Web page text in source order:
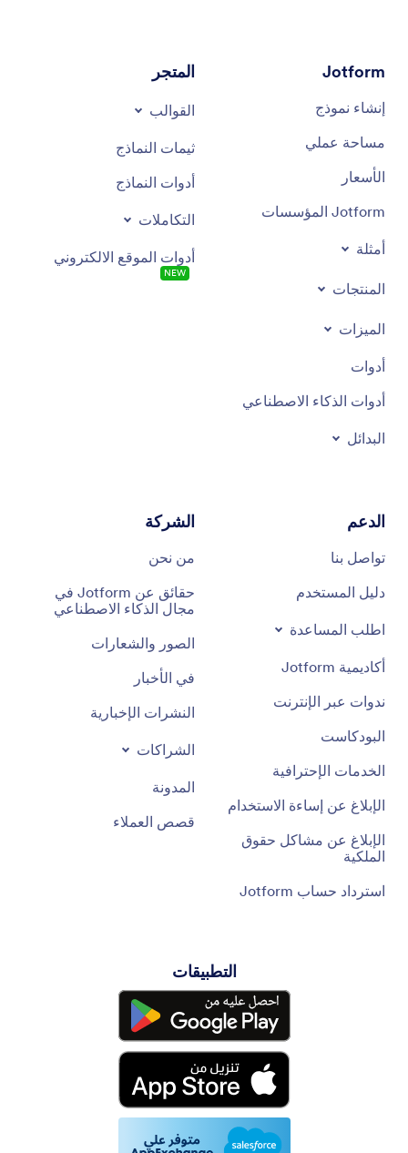
Jotform
إنشاء نموذج
مساحة عملي
الأسعار
Jotform المؤسسات
أمثلة
المنتجات
الميزات
أدوات
أدوات الذكاء الاصطناعي
البدائل
المتجر
القوالب
ثيمات النماذج
أدوات النماذج
التكاملات
أدوات الموقع الالكتروني
NEW
الدعم
تواصل بنا
دليل المستخدم
اطلب المساعدة
أكاديمية Jotform
ندوات عبر الإنترنت
البودكاست
الخدمات الإحترافية
الإبلاغ عن إساءة الاستخدام
الإبلاغ عن مشاكل حقوق
الملكية
استرداد حساب Jotform
الشركة
من نحن
حقائق عن Jotform في
مجال الذكاء الاصطناعي
الصور والشعارات
في الأخبار
النشرات الإخبارية
الشراكات
المدونة
قصص العملاء
التطبيقات